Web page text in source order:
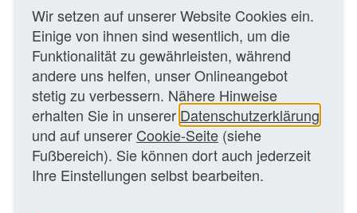
23.01.2015 • Im Jahr 2014 war das Sport-Network ESPN
bei den US-amerikanischen Kabelsendern das
meistgesehene Programm. Das Sport-Network, das dem
Disney-Konzern (80 Prozent) und der Hearst Company
(20 Prozent) gehört, erreichte in der Gesamtzahl aller
Altersgruppen einen Durchschnitt von 2,28 Mio
Zuschauern – sechs Prozent mehr als im Jahr 2013.
ESPN konnte bisherige Spitzenreiter wie USA Network,
TNT und Disney Channel hinter sich lassen, die jeweils
Einbußen hinnehmen mussten. Die meistgesehene
Sendung im ...
Wir setzen auf unserer Website Cookies ein.
Einige von ihnen sind wesentlich, um die
Funktionalität zu gewährleisten, während
andere uns helfen, unser Onlineangebot
stetig zu verbessern. Nähere Hinweise
erhalten Sie in unserer Datenschutzerklärung
und auf unserer Cookie-Seite (siehe
Fußbereich). Sie können dort auch jederzeit
Ihre Einstellungen selbst bearbeiten.